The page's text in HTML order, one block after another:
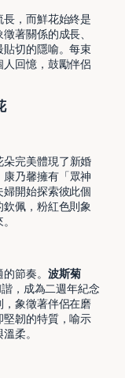
，而鮮花始終是
著關係的成長、
切的隱喻。每束
回憶，鼓勵伴侶
朵完美體現了新婚
康乃馨擁有「眾神
開始探索彼此個
佩，粉紅色則象
節奏。 波斯菊
，成為二週年紀念
，象徵著伴侶在磨
韌的特質，喻示
柔。